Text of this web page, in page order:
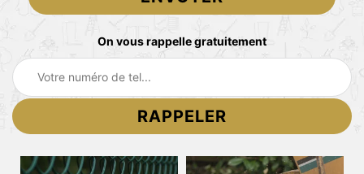
On vous rappelle gratuitement